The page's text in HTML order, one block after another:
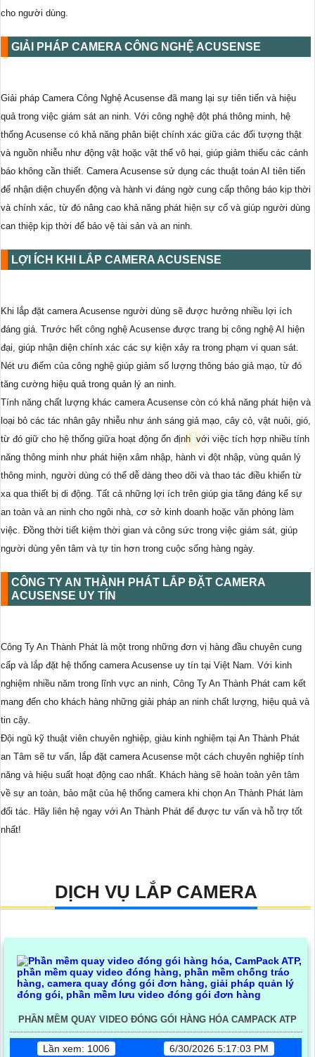
cho người dùng.
GIẢI PHÁP CAMERA CÔNG NGHỆ ACUSENSE
Giải pháp Camera Công Nghệ Acusense đã mang lại sự tiên tiến và hiệu
quả trong việc giám sát an ninh. Với công nghệ đột phá thông minh, hệ
thống Acusense có khả năng phân biệt chính xác giữa các đối tượng thật
và nguồn nhiễu như động vật hoặc vật thể vô hại, giúp giảm thiểu các cảnh
báo không cần thiết. Camera Acusense sử dụng các thuật toán AI tiên tiến
để nhận diện chuyển động và hành vi đáng ngờ cung cấp thông báo kịp thời
và chính xác, từ đó nâng cao khả năng phát hiện sự cố và giúp người dùng
can thiệp kịp thời để bảo vệ tài sản và an ninh.
LỢI ÍCH KHI LẮP CAMERA ACUSENSE
Khi lắp đặt camera Acusense người dùng sẽ được hưởng nhiều lợi ích
đáng giá. Trước hết công nghệ Acusense được trang bị công nghệ AI hiện
đại, giúp nhận diện chính xác các sự kiện xảy ra trong phạm vi quan sát.
Nét ưu điểm của công nghệ giúp giảm số lượng thông báo giả mạo, từ đó
tăng cường hiệu quả trong quản lý an ninh.
Tính năng chất lượng khác camera Acusense còn có khả năng phát hiện và
loại bỏ các tác nhân gây nhiễu như ánh sáng giả mạo, cây cỏ, vật nuôi, gió,
từ đó giữ cho hệ thống giữa hoạt động ổn định với việc tích hợp nhiều tính
năng thông minh như phát hiện xâm nhập, hành vi đột nhập, vùng quản lý
thông minh, người dùng có thể dễ dàng theo dõi và thao tác điều khiển từ
xa qua thiết bị di động. Tất cả những lợi ích trên giúp gia tăng đáng kể sự
an toàn và an ninh cho ngôi nhà, cơ sở kinh doanh hoặc văn phòng làm
việc. Đồng thời tiết kiệm thời gian và công sức trong việc giám sát, giúp
người dùng yên tâm và tự tin hơn trong cuộc sống hàng ngày.
CÔNG TY AN THÀNH PHÁT LẮP ĐẶT CAMERA
ACUSENSE UY TÍN
Công Ty An Thành Phát là một trong những đơn vị hàng đầu chuyên cung
cấp và lắp đặt hệ thống camera Acusense uy tín tại Việt Nam. Với kinh
nghiệm nhiều năm trong lĩnh vực an ninh, Công Ty An Thành Phát cam kết
mang đến cho khách hàng những giải pháp an ninh chất lượng, hiệu quả và
tin cậy.
Đội ngũ kỹ thuật viên chuyên nghiệp, giàu kinh nghiệm tại An Thành Phát
an Tâm sẽ tư vấn, lắp đặt camera Acusense một cách chuyên nghiệp tính
năng và hiệu suất hoạt động cao nhất. Khách hàng sẽ hoàn toàn yên tâm
về sự an toàn, bảo mật của hệ thống camera khi chọn An Thành Phát làm
đối tác. Hãy liên hệ ngay với An Thành Phát để được tư vấn và hỗ trợ tốt
nhất!
DỊCH VỤ LẮP CAMERA
PHẦN MỀM QUAY VIDEO ĐÓNG GÓI HÀNG HÓA CAMPACK ATP
Lần xem: 1006
6/30/2026 5:17:03 PM